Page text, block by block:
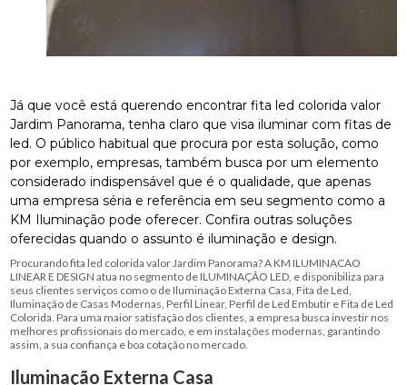
Já que você está querendo encontrar fita led colorida valor
Jardim Panorama, tenha claro que visa iluminar com fitas de
led. O público habitual que procura por esta solução, como
por exemplo, empresas, também busca por um elemento
considerado indispensável que é o qualidade, que apenas
uma empresa séria e referência em seu segmento como a
KM Iluminação pode oferecer. Confira outras soluções
oferecidas quando o assunto é iluminação e design.
Procurando fita led colorida valor Jardim Panorama? A KM ILUMINACAO
LINEAR E DESIGN atua no segmento de ILUMINAÇÃO LED, e disponibiliza para
seus clientes serviços como o de Iluminação Externa Casa, Fita de Led,
Iluminação de Casas Modernas, Perfil Linear, Perfil de Led Embutir e Fita de Led
Colorida. Para uma maior satisfação dos clientes, a empresa busca investir nos
melhores profissionais do mercado, e em instalações modernas, garantindo
assim, a sua confiança e boa cotação no mercado.
Iluminação Externa Casa